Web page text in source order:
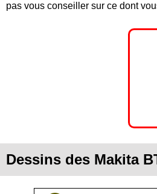
pas vous conseiller sur ce dont
Dessins des Makita